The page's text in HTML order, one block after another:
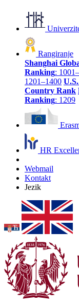
Rangiranje
Shanghai
Ranking:
1201–1400
Country Rank
Ranking: 1209
HR
Webmail
Kontakt
Jezik